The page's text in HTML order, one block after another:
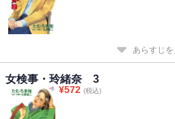
あらすじを
女検事・玲緒奈 3
¥572 (税込)